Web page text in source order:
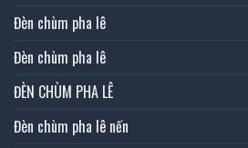
Đèn chùm pha lê
Đèn chùm pha lê
ĐÈN CHÙM PHA LÊ
Đèn chùm pha lê nến